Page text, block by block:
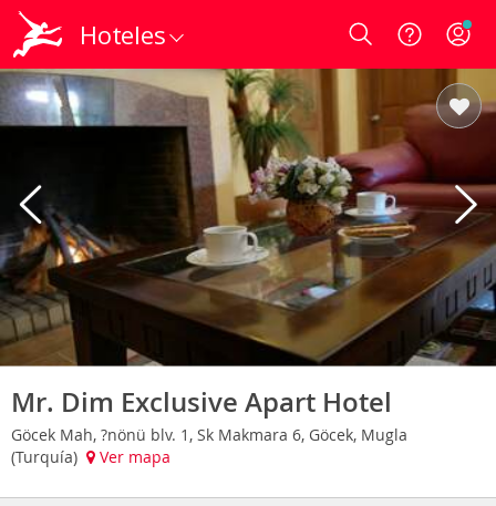
Hoteles Login
Mr. Dim Exclusive Apart Hotel
Göcek Mah, ?nönü blv. 1, Sk Makmara 6, Göcek, Mugla
(Turquía)
Ver mapa